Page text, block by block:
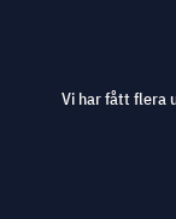
Vi har fått flera